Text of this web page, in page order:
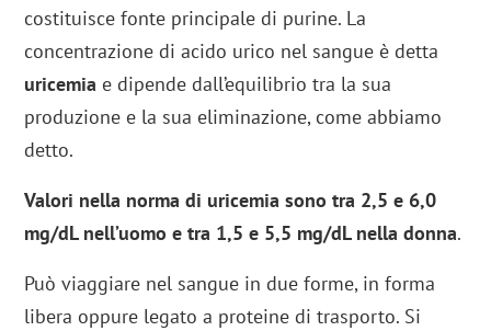
costituisce fonte principale di purine. La
concentrazione di acido urico nel sangue è detta
uricemia e dipende dall’equilibrio tra la sua
produzione e la sua eliminazione, come abbiamo
detto.
Valori nella norma di uricemia sono tra 2,5 e 6,0
mg/dL nell’uomo e tra 1,5 e 5,5 mg/dL nella donna.
Può viaggiare nel sangue in due forme, in forma
libera oppure legato a proteine di trasporto. Si